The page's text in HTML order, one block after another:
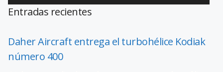
Entradas recientes
Daher Aircraft entrega el turbohélice Kodiak
número 400